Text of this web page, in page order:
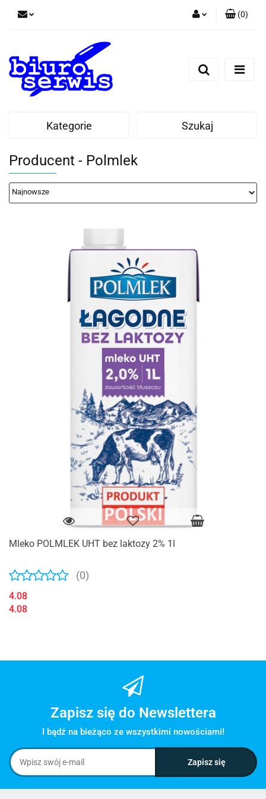
Zarejestruj się
(0)
Kategorie Szukaj
Producent - Polmlek
Mleko POLMLEK UHT bez laktozy 2% 1l
(0)
4.08
4.08
Zapisz się do Newslettera
I bądź na bieżąco ze wszystkimi nowościami!